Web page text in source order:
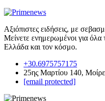
Αξιόπιστες ειδήσεις, με
Μείνετε ενημερωμένοι για όλα
Ελλάδα και τον κόσμο.
+30.6975757175
25ης Μαρτίου 140,
[email protected]